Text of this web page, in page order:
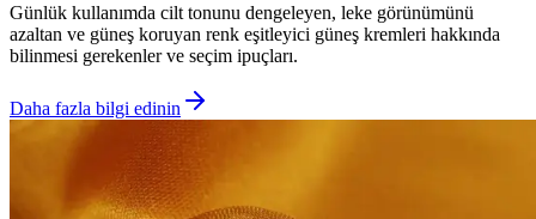
Günlük kullanımda cilt tonunu dengeleyen, leke görünümünü
azaltan ve güneş koruyan renk eşitleyici güneş kremleri hakkında
bilinmesi gerekenler ve seçim ipuçları.
Daha fazla bilgi edinin